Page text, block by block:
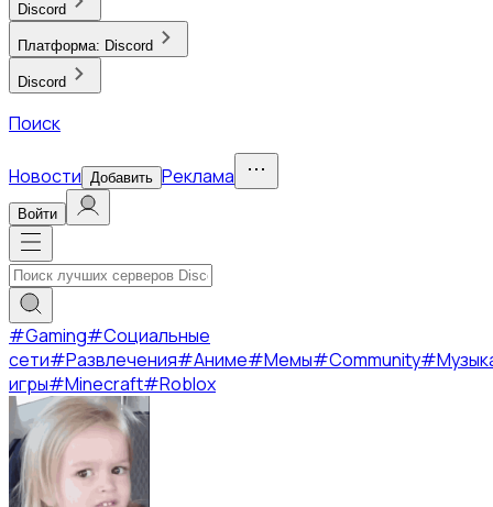
Discord
Платформа: Discord
Discord
Поиск
Новости Добавить Реклама
Войти
#Gaming#Социальные
сети#Развлечения#Аниме#Мемы#Community#
игры#Minecraft#Roblox